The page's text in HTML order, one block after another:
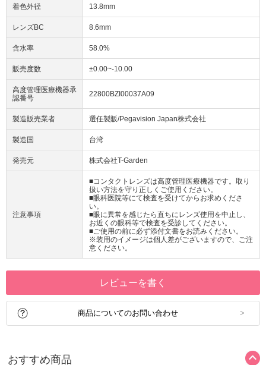
着色外径 13.8mm
レンズBC 8.6mm
含水率 58.0%
販売度数 ±0.00~-10.00
高度管理医療機器承
認番号
22800BZI00037A09
製造販売業者 選任製販/Pegavision Japan株式会社
製造国 台湾
発売元 株式会社T-Garden
注意事項
■コンタクトレンズは高度管理医療機器です。取り
扱い方法を守り正しくご使用ください。
■眼科医院等にて検査を受けてからお求めくださ
い。
■眼に異常を感じたら直ちにレンズ使用を中止し、
お近くの眼科等で検査を受診してください。
■ご使用の前に必ず添付文書をお読みください。
※装用のイメージは個人差がございますので、ご注
意ください。
レビューを書く
商品についてのお問い合わせ
おすすめ商品